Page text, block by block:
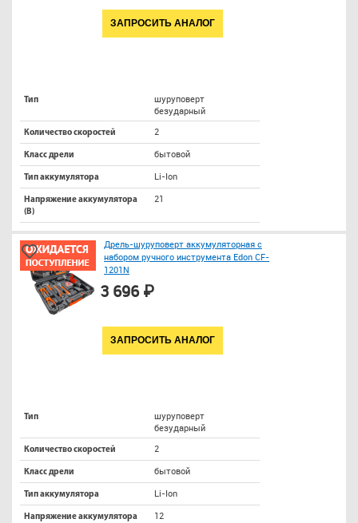
ЗАПРОСИТЬ АНАЛОГ
Тип
шуруповерт
безударный
Количество скоростей 2
Класс дрели бытовой
Тип аккумулятора Li-Ion
Напряжение аккумулятора
(В)
21
Дрель-шуруповерт аккумуляторная с
набором ручного инструмента Edon CF-
1201N
3 696 ₽
ЗАПРОСИТЬ АНАЛОГ
Тип
шуруповерт
безударный
Количество скоростей 2
Класс дрели бытовой
Тип аккумулятора Li-Ion
Напряжение аккумулятора
12